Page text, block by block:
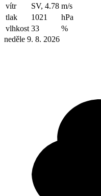
vítr
SV, 4.78 m/s
tlak
1021
hPa
vlhkost 33
%
neděle 9. 8. 2026